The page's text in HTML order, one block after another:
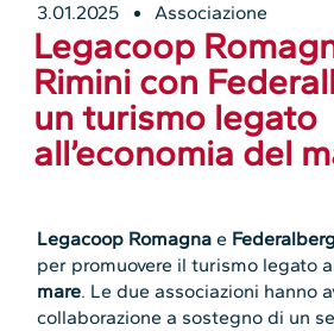
3.01.2025 Associazione
Legacoop
Rimini con
un turismo legato
all’economia del
Legacoop Romagna e
per promuovere il turismo legato
mare. Le due associazioni hanno
collaborazione a sostegno di un